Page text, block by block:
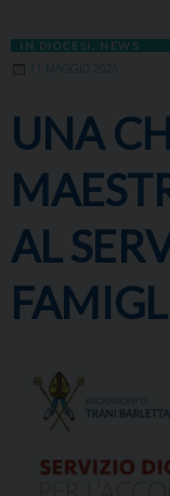
IN DIOCESI NEWS
11 MAGGIO 2026
UNA
AL